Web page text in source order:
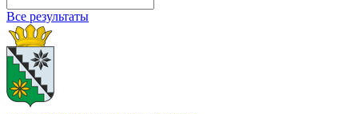
Все результаты